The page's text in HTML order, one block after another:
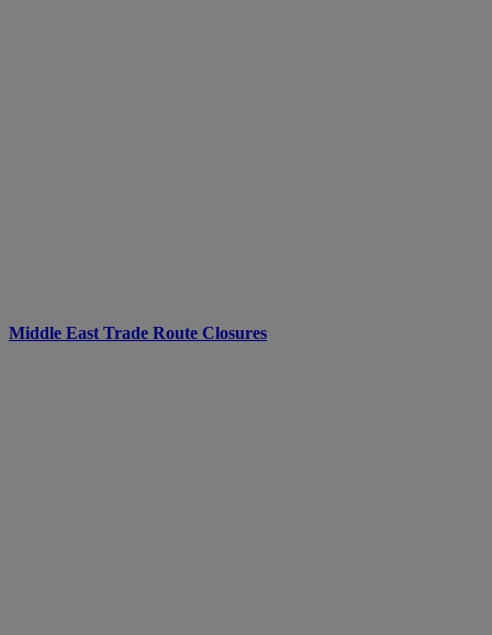
Middle East Trade Route Closures